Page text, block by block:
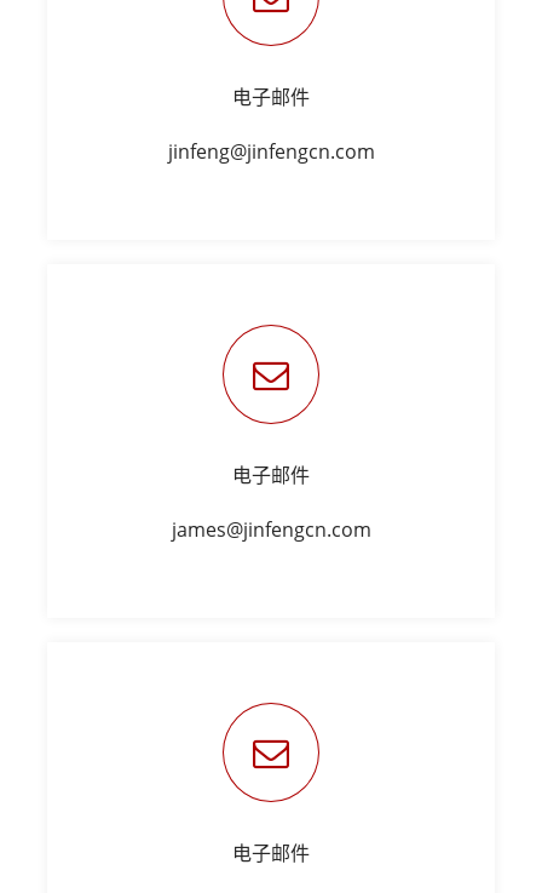
电子邮件
jinfeng@jinfengcn.com
电子邮件
james@jinfengcn.com
电子邮件